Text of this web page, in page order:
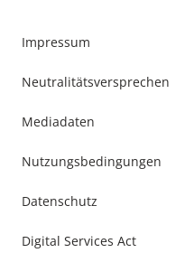
Impressum
Neutralitätsversprechen
Mediadaten
Nutzungsbedingungen
Datenschutz
Digital Services Act